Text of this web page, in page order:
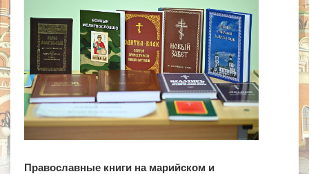
Православные книги на марийском и